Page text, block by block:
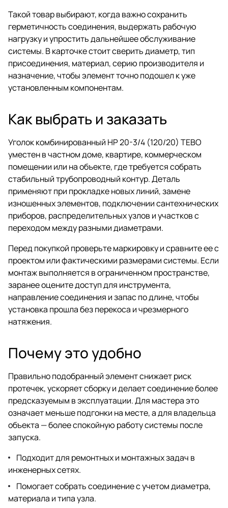
Такой товар выбирают, когда важно сохранить
герметичность соединения, выдержать рабочую
нагрузку и упростить дальнейшее обслуживание
системы. В карточке стоит сверить диаметр, тип
присоединения, материал, серию производителя и
назначение, чтобы элемент точно подошел к уже
установленным компонентам.
Как выбрать и заказать
Уголок комбинированный НР 20-3/4 (120/20) TEBO
уместен в частном доме, квартире, коммерческом
помещении или на объекте, где требуется собрать
стабильный трубопроводный контур. Деталь
применяют при прокладке новых линий, замене
изношенных элементов, подключении сантехнических
приборов, распределительных узлов и участков с
переходом между разными диаметрами.
Перед покупкой проверьте маркировку и сравните ее с
проектом или фактическими размерами системы. Если
монтаж выполняется в ограниченном пространстве,
заранее оцените доступ для инструмента,
направление соединения и запас по длине, чтобы
установка прошла без перекоса и чрезмерного
натяжения.
Почему это удобно
Правильно подобранный элемент снижает риск
протечек, ускоряет сборку и делает соединение более
предсказуемым в эксплуатации. Для мастера это
означает меньше подгонки на месте, а для владельца
объекта — более спокойную работу системы после
запуска.
Подходит для ремонтных и монтажных задач в
инженерных сетях.
Помогает собрать соединение с учетом диаметра,
материала и типа узла.